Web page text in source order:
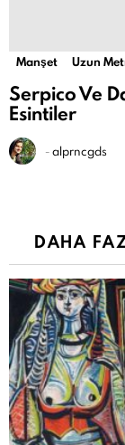
Manşet Uzun
Serpico Ve
Esintiler
-alprncgds
DAHA